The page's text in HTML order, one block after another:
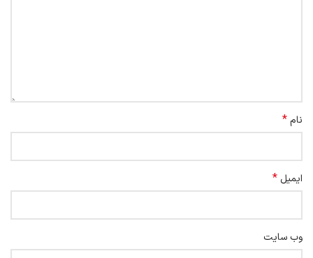
نام*
ایمیل *
وب‌ سایت